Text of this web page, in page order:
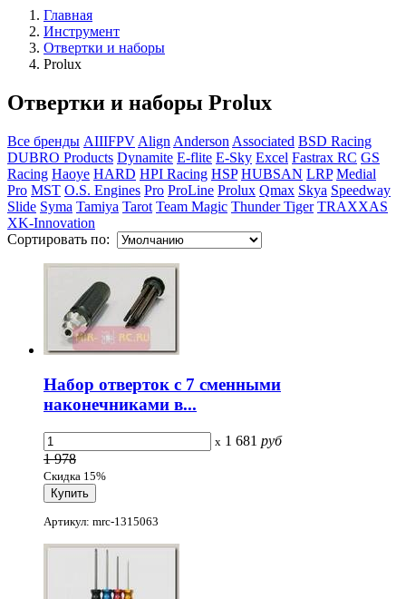
Главная
Инструмент
Отвертки и наборы
Prolux
Отвертки и наборы Prolux
Все бренды AIIIFPV Align Anderson Associated BSD Racing
DUBRO Products Dynamite E-flite E-Sky Excel Fastrax RC GS
Racing Haoye HARD HPI Racing HSP HUBSAN LRP Medial
Pro MST O.S. Engines Pro ProLine Prolux Qmax Skya Speedway
Slide Syma Tamiya Tarot Team Magic Thunder Tiger TRAXXAS
XK-Innovation
Сортировать по:
Набор отверток с 7 сменными
наконечниками в...
x 1 681 руб
1 978
Скидка 15%
Артикул: mrc-1315063